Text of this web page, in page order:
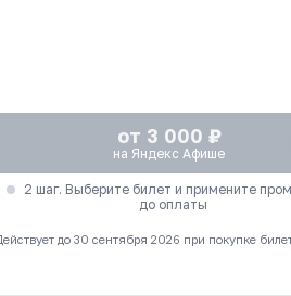
от 3 000 ₽
на Яндекс Афише
2 шаг. Выберите билет и примените
до оплаты
до 30 сентября 2026 при покупке